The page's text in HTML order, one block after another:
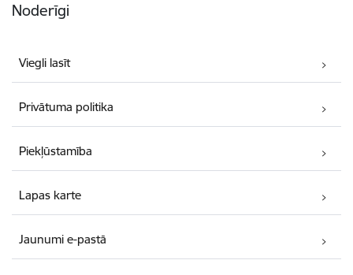
Noderīgi
Viegli lasīt
Privātuma politika
Piekļūstamība
Lapas karte
Jaunumi e-pastā